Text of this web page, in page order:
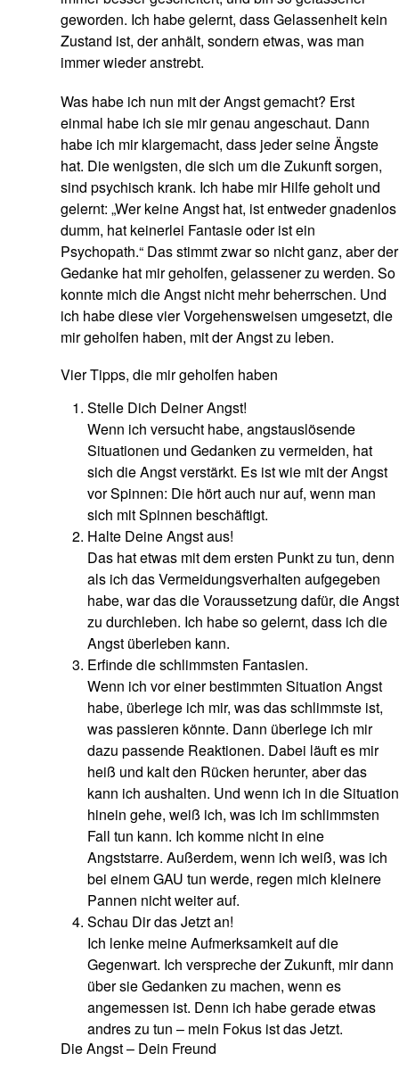
geworden. Ich habe gelernt, dass Gelassenheit kein
Zustand ist, der anhält, sondern etwas, was man
immer wieder anstrebt.
Was habe ich nun mit der Angst gemacht? Erst
einmal habe ich sie mir genau angeschaut. Dann
habe ich mir klargemacht, dass jeder seine Ängste
hat. Die wenigsten, die sich um die Zukunft sorgen,
sind psychisch krank. Ich habe mir Hilfe geholt und
gelernt: „Wer keine Angst hat, ist entweder gnadenlos
dumm, hat keinerlei Fantasie oder ist ein
Psychopath.“ Das stimmt zwar so nicht ganz, aber der
Gedanke hat mir geholfen, gelassener zu werden. So
konnte mich die Angst nicht mehr beherrschen. Und
ich habe diese vier Vorgehensweisen umgesetzt, die
mir geholfen haben, mit der Angst zu leben.
Vier Tipps, die mir geholfen haben
Stelle Dich Deiner Angst!
Wenn ich versucht habe, angstauslösende
Situationen und Gedanken zu vermeiden, hat
sich die Angst verstärkt. Es ist wie mit der Angst
vor Spinnen: Die hört auch nur auf, wenn man
sich mit Spinnen beschäftigt.
Halte Deine Angst aus!
Das hat etwas mit dem ersten Punkt zu tun, denn
als ich das Vermeidungsverhalten aufgegeben
habe, war das die Voraussetzung dafür, die Angst
zu durchleben. Ich habe so gelernt, dass ich die
Angst überleben kann.
Erfinde die schlimmsten Fantasien.
Wenn ich vor einer bestimmten Situation Angst
habe, überlege ich mir, was das schlimmste ist,
was passieren könnte. Dann überlege ich mir
dazu passende Reaktionen. Dabei läuft es mir
heiß und kalt den Rücken herunter, aber das
kann ich aushalten. Und wenn ich in die Situation
hinein gehe, weiß ich, was ich im schlimmsten
Fall tun kann. Ich komme nicht in eine
Angststarre. Außerdem, wenn ich weiß, was ich
bei einem GAU tun werde, regen mich kleinere
Pannen nicht weiter auf.
Schau Dir das Jetzt an!
Ich lenke meine Aufmerksamkeit auf die
Gegenwart. Ich verspreche der Zukunft, mir dann
über sie Gedanken zu machen, wenn es
angemessen ist. Denn ich habe gerade etwas
andres zu tun – mein Fokus ist das Jetzt.
Die Angst – Dein Freund